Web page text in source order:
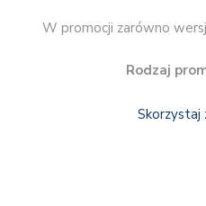
W promocji zarówno
Rodzaj
Skorzystaj